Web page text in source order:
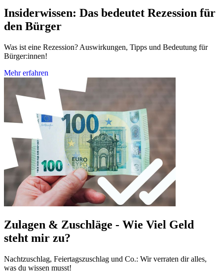
Insiderwissen: Das bedeutet Rezession für
den Bürger
Was ist eine Rezession? Auswirkungen, Tipps und Bedeutung für
Bürger:innen!
Mehr erfahren
Zulagen & Zuschläge - Wie Viel Geld
steht mir zu?
Nachtzuschlag, Feiertagszuschlag und Co.: Wir verraten dir alles,
was du wissen musst!